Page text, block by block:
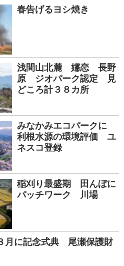
春告げるヨシ焼き
浅間山北麓 嬬恋 長野
原 ジオパーク認定 見
どころ計３８カ所
みなかみエコパークに
利根水源の環境評価 ユ
ネスコ登録
稲刈り最盛期 田んぼに
パッチワーク 川場
月に記念式典 尾瀬保護財